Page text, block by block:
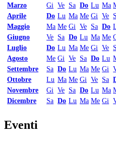
Marzo
Gi Ve Sa Do Lu Ma
Aprile
Do Lu Ma Me Gi Ve
Maggio
Ma Me Gi Ve Sa Do
Giugno
Ve Sa Do Lu Ma Me
Luglio
Do Lu Ma Me Gi Ve
Agosto
Me Gi Ve Sa Do Lu
Settembre
Sa Do Lu Ma Me Gi
Ottobre
Lu Ma Me Gi Ve Sa
Novembre
Gi Ve Sa Do Lu Ma
Dicembre
Sa Do Lu Ma Me Gi
Eventi